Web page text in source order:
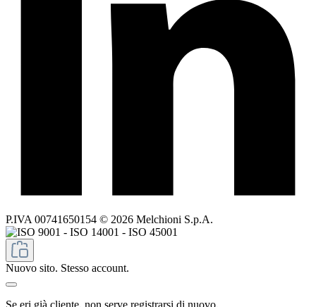
P.IVA 00741650154 © 2026 Melchioni S.p.A.
Nuovo sito. Stesso account.